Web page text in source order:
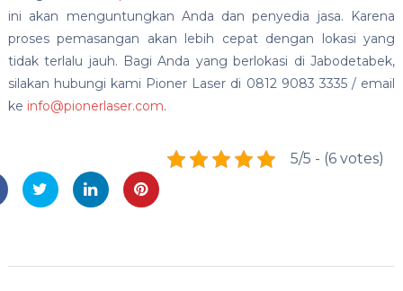
ini akan menguntungkan Anda dan penyedia jasa. Karena
proses pemasangan akan lebih cepat dengan lokasi yang
tidak terlalu jauh. Bagi Anda yang berlokasi di Jabodetabek,
silakan hubungi kami Pioner Laser di 0812 9083 3335 / email
ke info@pionerlaser.com.
5/5 - (6 votes)